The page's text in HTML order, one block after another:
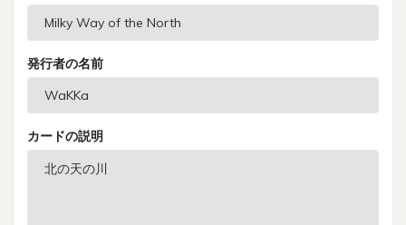
発行者の名前
カードの説明